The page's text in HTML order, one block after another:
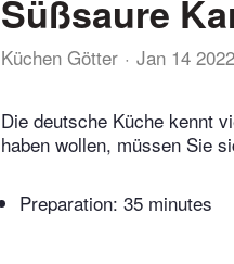
Süßsaure
Küchen Götter Jan 14 2022
Die deutsche Küche kennt
haben wollen, müssen Sie
Preparation: 35 minutes